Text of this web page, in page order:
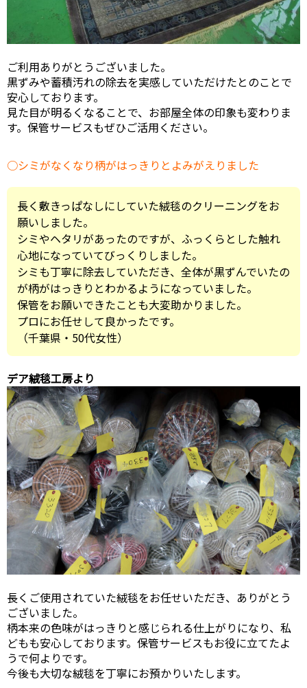
ご利用ありがとうございました。
黒ずみや蓄積汚れの除去を実感していただけたとのことで
安心しております。
見た目が明るくなることで、お部屋全体の印象も変わりま
す。保管サービスもぜひご活用ください。
シミがなくなり柄がはっきりとよみがえりました
長く敷きっぱなしにしていた絨毯のクリーニングをお
願いしました。
シミやヘタリがあったのですが、ふっくらとした触れ
心地になっていてびっくりしました。
シミも丁寧に除去していただき、全体が黒ずんでいたの
が柄がはっきりとわかるようになっていました。
保管をお願いできたことも大変助かりました。
プロにお任せして良かったです。
（千葉県・50代女性）
デア絨毯工房より
長くご使用されていた絨毯をお任せいただき、ありがとう
ございました。
柄本来の色味がはっきりと感じられる仕上がりになり、私
どもも安心しております。保管サービスもお役に立てたよ
うで何よりです。
今後も大切な絨毯を丁寧にお預かりいたします。